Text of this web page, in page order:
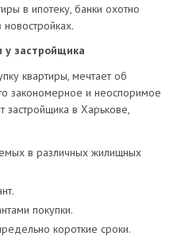
в ипотеку, банки охотно
у застройщика
квартиры, мечтает об
закономерное и неоспоримое
в Харькове,
в различных жилищных
покупки.
короткие сроки.